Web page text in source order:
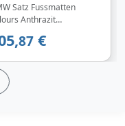
Satz Fussmatten
Anthrazit
87 €